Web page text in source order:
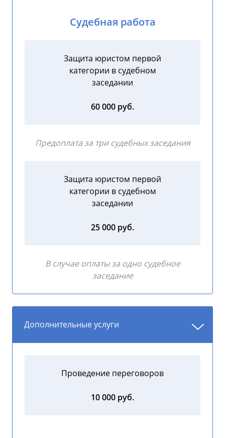
Судебная работа
Защита юристом первой
категории в судебном
заседании
60 000 руб.
Предоплата за три судебных заседания
Защита юристом первой
категории в судебном
заседании
25 000 руб.
В случае оплаты за одно судебное
заседание
Дополнительные услуги
Проведение переговоров
10 000 руб.